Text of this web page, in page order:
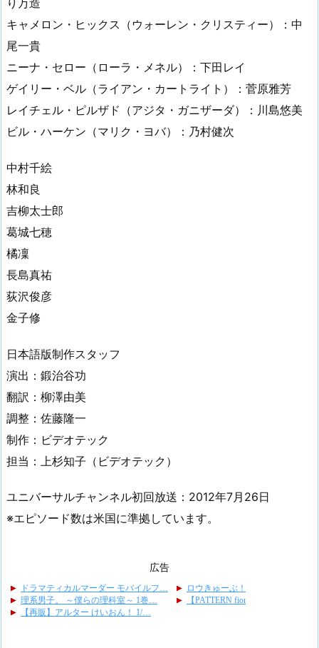
り万造
キャメロン・ヒックス（ウォーレン・クリスティー）：中
尾一貴
ニーナ・セロー（ローラ・メネル）：下田レイ
ゲイリー・ベル（ライアン・カートライト）：菅原雅芳
レイチェル・ピルザド（アジタ・ガニザーダ）：川島悠美
ビル・ハーケン（マリク・ヨバ）：乃村健次
中村千絵
林和良
吉柳太士郎
葛城七穂
橘凜
長島真祐
荻沢俊彦
金子修
日本語版制作スタッフ
演出：鍛治谷功
翻訳：柳澤由美
調整：佐藤隆一
制作：ビデオテック
担当：上杉知子（ビデオテック）
ユニバーサルチャンネル初回放送：2012年7月26日
※エピソード数は米国に準拠しています。
広告